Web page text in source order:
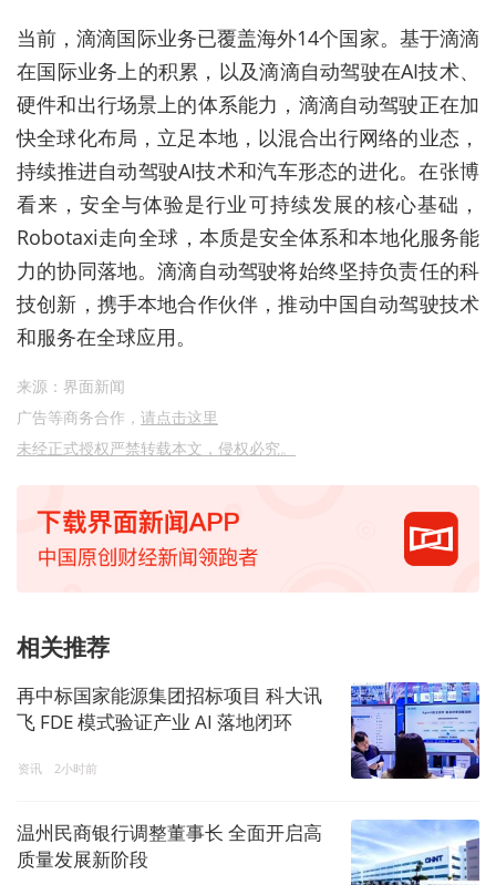
当前，滴滴国际业务已覆盖海外14个国家。基于滴滴
在国际业务上的积累，以及滴滴自动驾驶在AI技术、
硬件和出行场景上的体系能力，滴滴自动驾驶正在加
快全球化布局，立足本地，以混合出行网络的业态，
持续推进自动驾驶AI技术和汽车形态的进化。在张博
看来，安全与体验是行业可持续发展的核心基础，
Robotaxi走向全球，本质是安全体系和本地化服务能
力的协同落地。滴滴自动驾驶将始终坚持负责任的科
技创新，携手本地合作伙伴，推动中国自动驾驶技术
和服务在全球应用。
来源：界面新闻
广告等商务合作， 请点击这里
未经正式授权严禁转载本文，侵权必究。
相关推荐
再中标国家能源集团招标项目 科大讯
飞 FDE 模式验证产业 AI 落地闭环
资讯 2小时前
温州民商银行调整董事长 全面开启高
质量发展新阶段